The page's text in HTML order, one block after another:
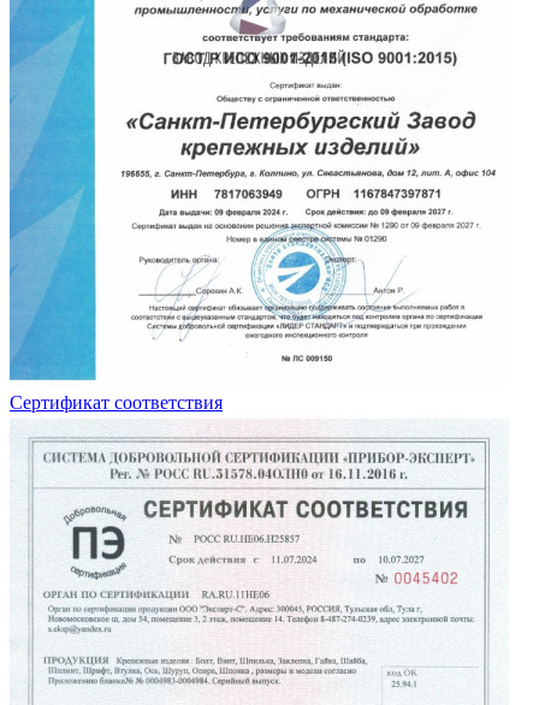
Сертификат соответствия